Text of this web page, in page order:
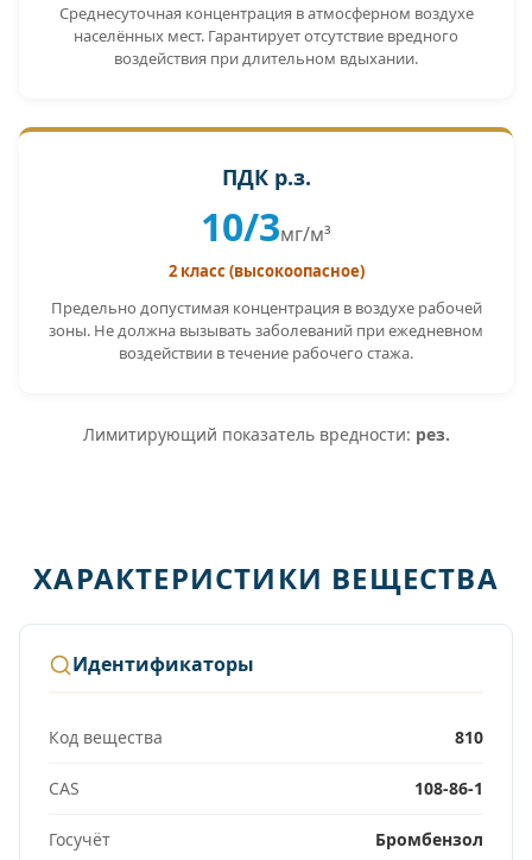
Среднесуточная концентрация в атмосферном воздухе
населённых мест. Гарантирует отсутствие вредного
воздействия при длительном вдыхании.
ПДК р.з.
10/3мг/м³
2 класс (высокоопасное)
Предельно допустимая концентрация в воздухе рабочей
зоны. Не должна вызывать заболеваний при ежедневном
воздействии в течение рабочего стажа.
Лимитирующий показатель вредности: рез.
ХАРАКТЕРИСТИКИ ВЕЩЕСТВА
Идентификаторы
Код вещества 810
CAS 108-86-1
Госучёт Бромбензол